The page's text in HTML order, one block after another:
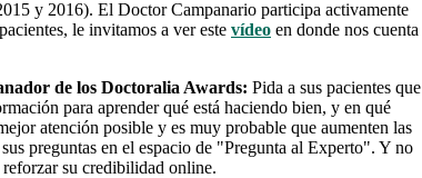
y 2016). El Doctor Campanario participa activamente
le invitamos a ver este vídeo en donde nos cuenta
de los Doctoralia Awards: Pida a sus pacientes que
para aprender qué está haciendo bien, y en qué
atención posible y es muy probable que aumenten las
preguntas en el espacio de "Pregunta al Experto". Y no
su credibilidad online.